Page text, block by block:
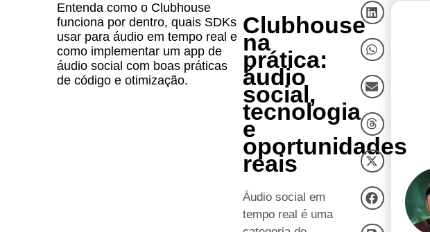
Entenda como o Clubhouse
funciona por dentro, quais SDKs
usar para áudio em tempo real e
como implementar um app de
áudio social com boas práticas
de código e otimização.
Clubhouse
na
prática:
áudio
social,
tecnologia
e
oportunidades
reais
Áudio social em
tempo real é uma